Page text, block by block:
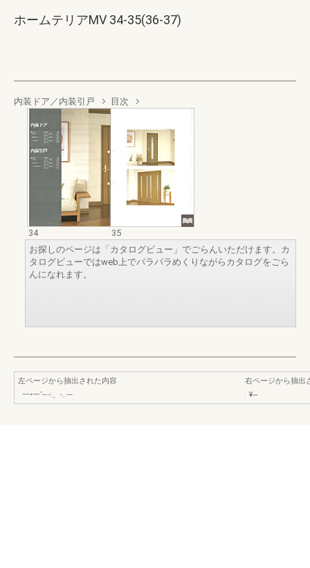
ホームテリアMV 34-35(36-37)
内装ドア／内装引戸 目次
34
35
お探しのページは「カタログビュー」でごらんいただけます。カ
タログビューではweb上でパラパラめくりながらカタログをごら
んになれます。
左ページから抽出された内容
一•一‘--·-:、-..---
右ページから抽出
¥~